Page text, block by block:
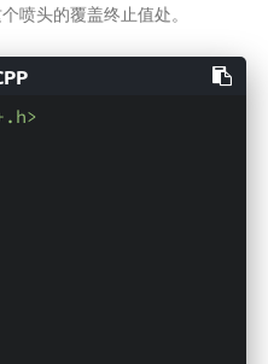
喷头的覆盖终止值处。